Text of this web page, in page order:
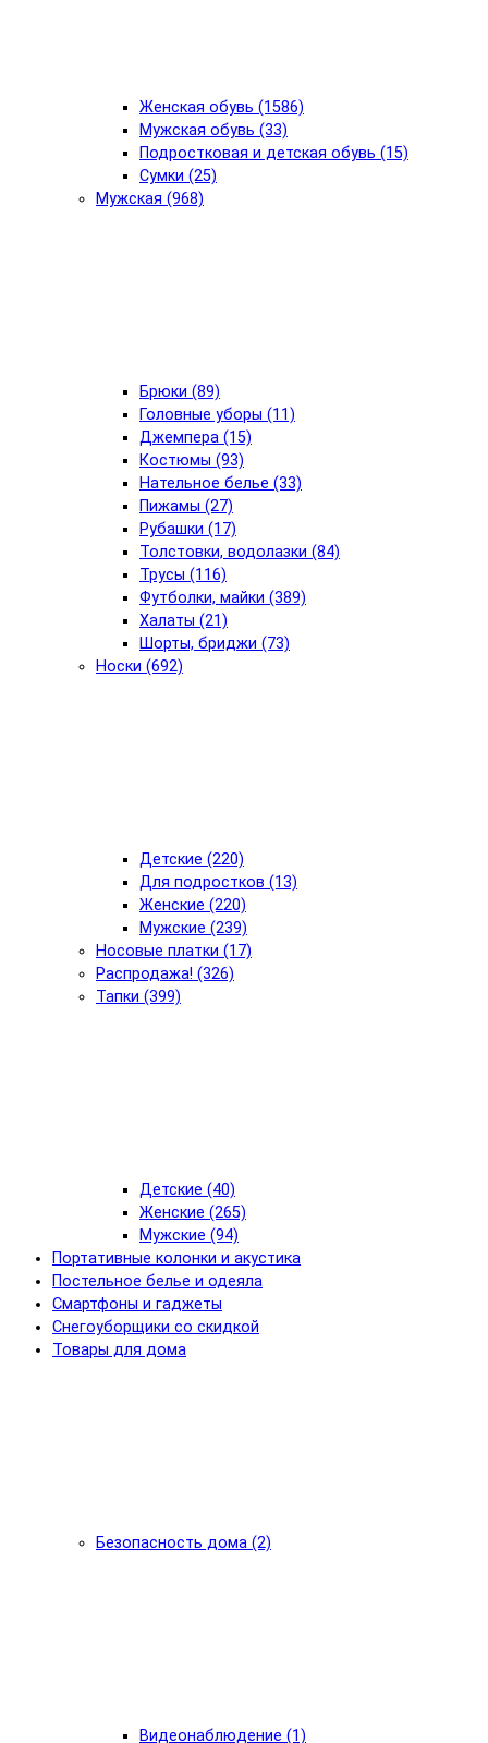
Женская обувь (1586)
Мужская обувь (33)
Подростковая и детская обувь (15)
Сумки (25)
Мужская (968)
Брюки (89)
Головные уборы (11)
Джемпера (15)
Костюмы (93)
Нательное белье (33)
Пижамы (27)
Рубашки (17)
Толстовки, водолазки (84)
Трусы (116)
Футболки, майки (389)
Халаты (21)
Шорты, бриджи (73)
Носки (692)
Детские (220)
Для подростков (13)
Женские (220)
Мужские (239)
Носовые платки (17)
Распродажа! (326)
Тапки (399)
Детские (40)
Женские (265)
Мужские (94)
Портативные колонки и акустика
Постельное белье и одеяла
Смартфоны и гаджеты
Снегоуборщики со скидкой
Товары для дома
Безопасность дома (2)
Видеонаблюдение (1)